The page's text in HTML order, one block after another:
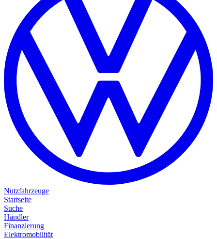
Nutzfahrzeuge
Startseite
Suche
Händler
Finanzierung
Elektromobilität